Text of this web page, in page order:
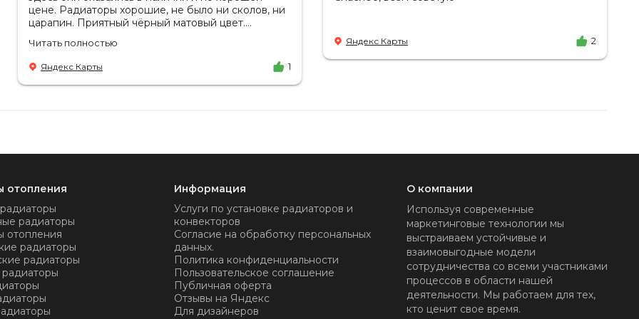
цене. Радиаторы хорошие, не было ни сколов, ни
царапин. Приятный чёрный матовый цвет.
разъяснения. Так же отмечу, что хорошая
доставка в срок, учли высоту паркинга, проблем
не было.
Читать полностью
Яндекс Карты 1
Яндекс Карты 2
отопления
радиаторы
отопления
радиаторы
радиаторы
Информация
Услуги по установке радиаторов и
конвекторов
Согласие на обработку персональных
данных.
Политика конфиденциальности
Пользовательское соглашение
Публичная оферта
Отзывы на Яндекс
Для дизайнеров
О компании
Используя современные
маркетинговые технологии мы
выстраиваем устойчивые и
взаимовыгодные модели
сотрудничества со всеми участниками
процессов в области нашей
деятельности. Мы работаем для тех,
кто ценит свое время.